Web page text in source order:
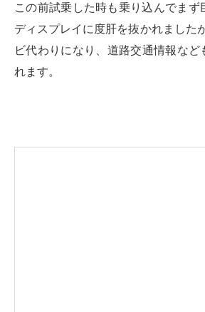
この前試乗した時も乗り込んでまず
ディスプレイに度肝を抜かれました
ビ代わりになり、道路交通情報など
れます。